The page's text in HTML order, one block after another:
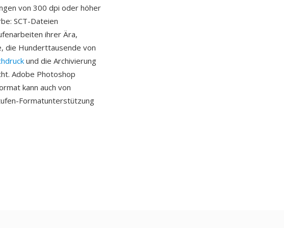
von 300 dpi oder höher
SCT-Dateien
ihrer Ära,
die Hunderttausende von
und die Archivierung
Adobe Photoshop
kann auch von
Formatunterstützung